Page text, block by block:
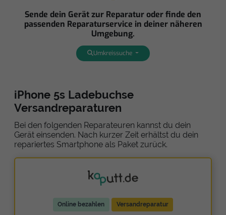
Sende dein Gerät zur Reparatur oder finde den
passenden Reparaturservice in deiner näheren
Umgebung.
Umkreissuche
iPhone 5s Ladebuchse
Versandreparaturen
Bei den folgenden Reparateuren kannst du dein
Gerät einsenden. Nach kurzer Zeit erhältst du dein
repariertes Smartphone als Paket zurück.
Online bezahlen Versandreparatur